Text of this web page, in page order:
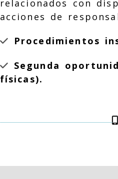
relacionados con
acciones de
Procedimientos
Segunda
físicas).